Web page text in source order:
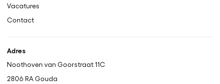
Vacatures
Contact
Adres
Noothoven van Goorstraat 11C
2806 RA Gouda